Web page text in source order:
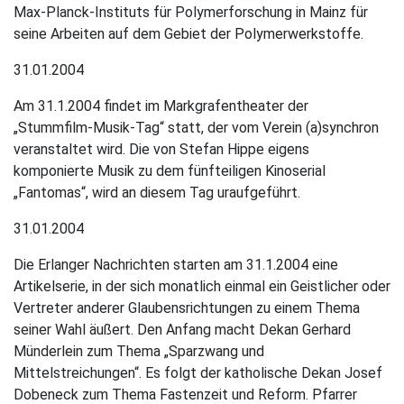
Max-Planck-Instituts für Polymerforschung in Mainz für
seine Arbeiten auf dem Gebiet der Polymerwerkstoffe.
31.01.2004
Am 31.1.2004 findet im Markgrafentheater der
„Stummfilm-Musik-Tag“ statt, der vom Verein (a)synchron
veranstaltet wird. Die von Stefan Hippe eigens
komponierte Musik zu dem fünfteiligen Kinoserial
„Fantomas“, wird an diesem Tag uraufgeführt.
31.01.2004
Die Erlanger Nachrichten starten am 31.1.2004 eine
Artikelserie, in der sich monatlich einmal ein Geistlicher oder
Vertreter anderer Glaubensrichtungen zu einem Thema
seiner Wahl äußert. Den Anfang macht Dekan Gerhard
Münderlein zum Thema „Sparzwang und
Mittelstreichungen“. Es folgt der katholische Dekan Josef
Dobeneck zum Thema Fastenzeit und Reform. Pfarrer